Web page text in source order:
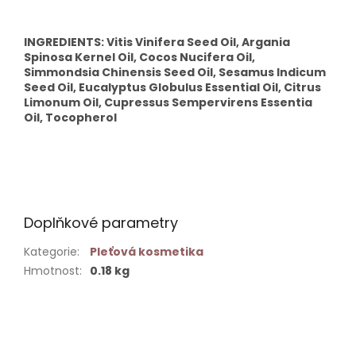
INGREDIENTS: Vitis Vinifera Seed Oil, Argania
Spinosa Kernel Oil, Cocos Nucifera Oil,
Simmondsia Chinensis Seed Oil, Sesamus Indicum
Seed Oil, Eucalyptus Globulus Essential Oil, Citrus
Limonum Oil, Cupressus Sempervirens Essentia
Oil, Tocopherol
Doplňkové parametry
Kategorie:
Pleťová kosmetika
Hmotnost: 0.18 kg